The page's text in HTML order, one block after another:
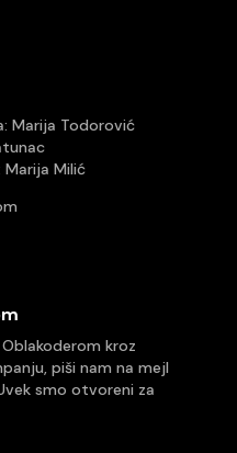
Marija Todorović
Marija Milić
kroz
piši nam na mejl
smo otvoreni za